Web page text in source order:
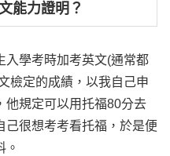
能力證明？
入學考時加考英文(通常都
檢定的成績，以我自己申
他規定可以用托福80分去
己很想考考看托福，於是便
。